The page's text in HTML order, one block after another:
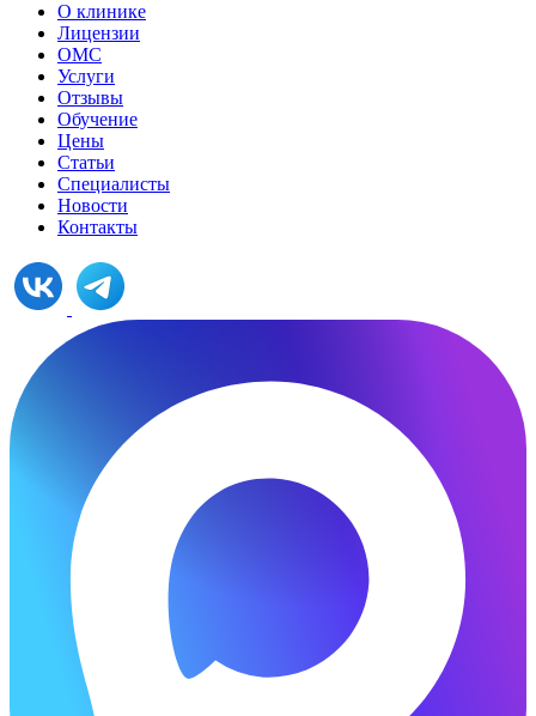
О клинике
Лицензии
ОМС
Услуги
Отзывы
Обучение
Цены
Статьи
Специалисты
Новости
Контакты